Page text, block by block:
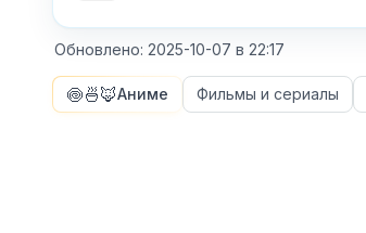
Обновлено: 2025-10-07 в 22:17
🍥🍜🦊Аниме Фильмы и сериалы